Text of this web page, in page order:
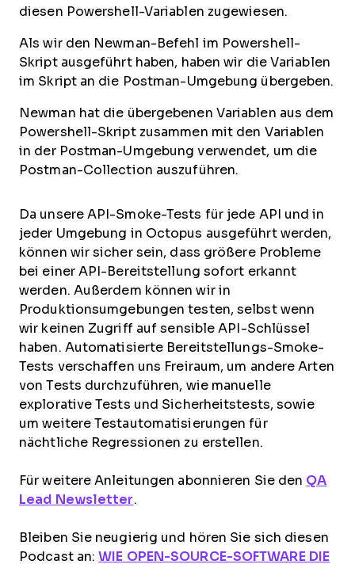
diesen Powershell-Variablen zugewiesen.
Als wir den Newman-Befehl im Powershell-
Skript ausgeführt haben, haben wir die Variablen
im Skript an die Postman-Umgebung übergeben.
Newman hat die übergebenen Variablen aus dem
Powershell-Skript zusammen mit den Variablen
in der Postman-Umgebung verwendet, um die
Postman-Collection auszuführen.
Da unsere API-Smoke-Tests für jede API und in
jeder Umgebung in Octopus ausgeführt werden,
können wir sicher sein, dass größere Probleme
bei einer API-Bereitstellung sofort erkannt
werden. Außerdem können wir in
Produktionsumgebungen testen, selbst wenn
wir keinen Zugriff auf sensible API-Schlüssel
haben. Automatisierte Bereitstellungs-Smoke-
Tests verschaffen uns Freiraum, um andere Arten
von Tests durchzuführen, wie manuelle
explorative Tests und Sicherheitstests, sowie
um weitere Testautomatisierungen für
nächtliche Regressionen zu erstellen.
Für weitere Anleitungen abonnieren Sie den QA
Lead Newsletter.
Bleiben Sie neugierig und hören Sie sich diesen
Podcast an:WIE OPEN-SOURCE-SOFTWARE DIE